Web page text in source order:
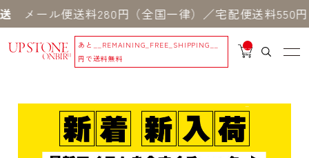
ル便送料280円（全国一律）／宅配便送料550円
あと
__REMAINING_FREE_SHIPPING__
円で送料無料
__
IT
_